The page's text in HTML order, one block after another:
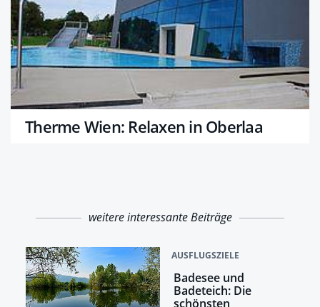
Therme Wien: Relaxen in Oberlaa
weitere interessante Beiträge
AUSFLUGSZIELE
Badesee und
Badeteich: Die
schönsten